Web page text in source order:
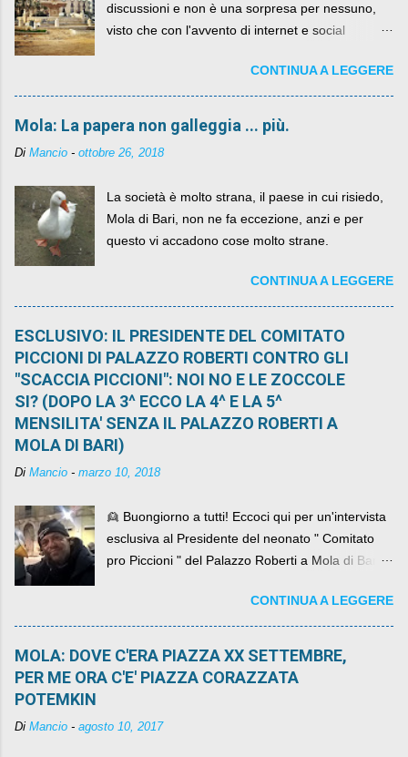
discussioni e non è una sorpresa per nessuno,
visto che con l'avvento di internet e social
sua lasciandone anche traccia scritta nel web.
CONTINUA A LEGGERE
Mola: La papera non galleggia ... più.
Di Mancio - ottobre 26, 2018
La società è molto strana, il paese in cui risiedo,
Mola di Bari, non ne fa eccezione, anzi e per
questo vi accadono cose molto strane.
CONTINUA A LEGGERE
ESCLUSIVO: IL PRESIDENTE DEL COMITATO
PICCIONI DI PALAZZO ROBERTI CONTRO GLI
"SCACCIA PICCIONI": NOI NO E LE ZOCCOLE
SI? (DOPO LA 3^ ECCO LA 4^ E LA 5^
MENSILITA' SENZA IL PALAZZO ROBERTI A
MOLA DI BARI)
Di Mancio - marzo 10, 2018
👱 Buongiorno a tutti! Eccoci qui per un'intervista
esclusiva al Presidente del neonato " Comitato
pro Piccioni " del Palazzo Roberti a Mola di Bari ,
come definirlo... signor?....CONTINUA A LEGGERE
MOLA: DOVE C'ERA PIAZZA XX SETTEMBRE,
PER ME ORA C'E' PIAZZA CORAZZATA
POTEMKIN
Di Mancio - agosto 10, 2017